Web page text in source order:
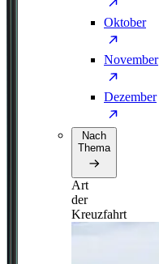
Oktober
November
Dezember
Nach
Thema
Art
der
Kreuzfahrt